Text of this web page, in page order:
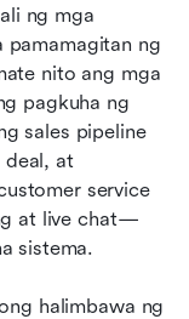
ng mga
pamamagitan ng
nito ang mga
pagkuha ng
sales pipeline
deal, at
service
at live chat—
sistema.
halimbawa ng